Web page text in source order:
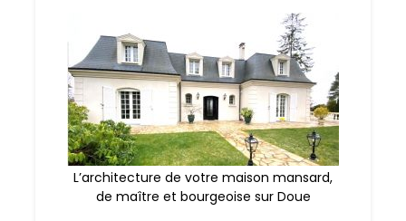
L’architecture de votre maison mansard,
de maître et bourgeoise sur Doue